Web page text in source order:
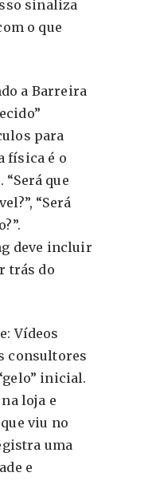
sinaliza
o que
a Barreira
para
física é o
que
“Será
deve incluir
trás do
Vídeos
consultores
inicial.
loja e
viu no
uma
e